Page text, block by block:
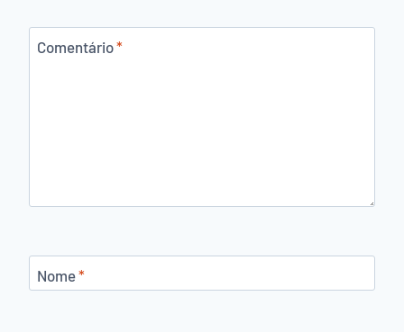
Comentário*
Nome*